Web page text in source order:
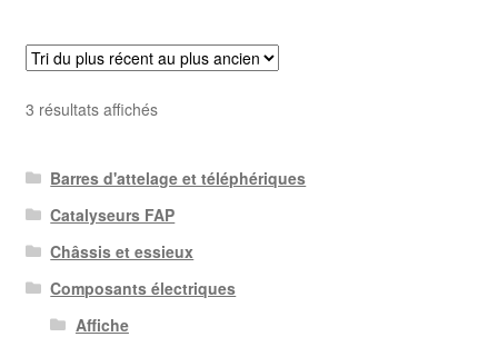
3 résultats affichésTrié
récent
au
plus
ancien
Barres d'attelage et téléphériques
Catalyseurs FAP
Châssis et essieux
Composants électriques
Affiche